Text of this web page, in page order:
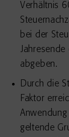
Verhältnis
bei der
Jahresende
abgeben.
Durch die
Faktor
geltende